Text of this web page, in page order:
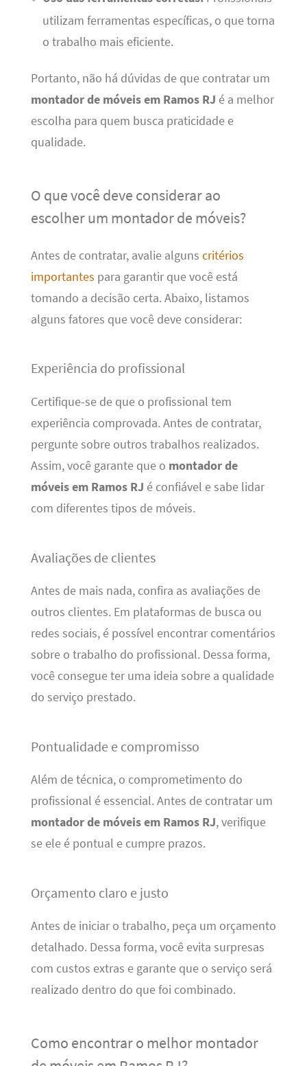
utilizam ferramentas específicas, o que torna
o trabalho mais eficiente.
Portanto, não há dúvidas de que contratar um
montador de móveis em Ramos RJ é a melhor
escolha para quem busca praticidade e
qualidade.
O que você deve considerar ao
escolher um montador de móveis?
Antes de contratar, avalie alguns critérios
importantes para garantir que você está
tomando a decisão certa. Abaixo, listamos
alguns fatores que você deve considerar:
Experiência do profissional
Certifique-se de que o profissional tem
experiência comprovada. Antes de contratar,
pergunte sobre outros trabalhos realizados.
Assim, você garante que o montador de
móveis em Ramos RJ é confiável e sabe lidar
com diferentes tipos de móveis.
Avaliações de clientes
Antes de mais nada, confira as avaliações de
outros clientes. Em plataformas de busca ou
redes sociais, é possível encontrar comentários
sobre o trabalho do profissional. Dessa forma,
você consegue ter uma ideia sobre a qualidade
do serviço prestado.
Pontualidade e compromisso
Além de técnica, o comprometimento do
profissional é essencial. Antes de contratar um
montador de móveis em Ramos RJ, verifique
se ele é pontual e cumpre prazos.
Orçamento claro e justo
Antes de iniciar o trabalho, peça um orçamento
detalhado. Dessa forma, você evita surpresas
com custos extras e garante que o serviço será
realizado dentro do que foi combinado.
Como encontrar o melhor montador